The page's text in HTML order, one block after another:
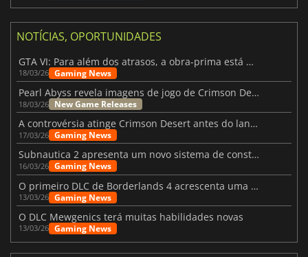
NOTÍCIAS, OPORTUNIDADES
GTA VI: Para além dos atrasos, a obra-prima está quase a chegar
18/03/26 Gaming News
Pearl Abyss revela imagens de jogo de Crimson Desert para a PS5
18/03/26 New Game Releases
A controvérsia atinge Crimson Desert antes do lançamento
17/03/26 Gaming News
Subnautica 2 apresenta um novo sistema de construção de bases
16/03/26 Gaming News
O primeiro DLC de Borderlands 4 acrescenta uma nova personagem e muito mais
13/03/26 Gaming News
O DLC Mewgenics terá muitas habilidades novas
13/03/26 Gaming News